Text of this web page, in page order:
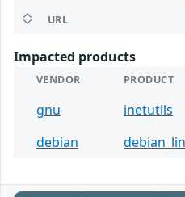
URL
Impacted products
VENDOR PRODUCT
gnu inetutils
debian